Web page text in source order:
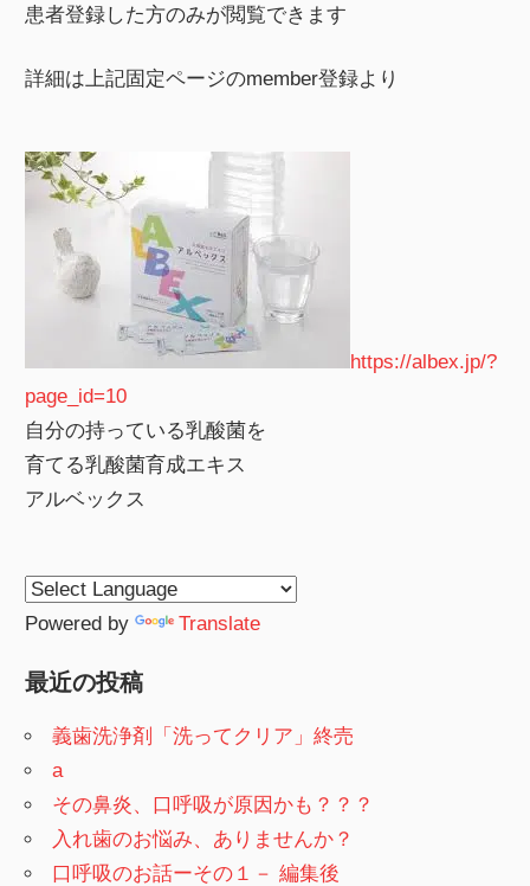
患者登録した方のみが閲覧できます
詳細は上記固定ページのmember登録より
https://albex.jp/?
page_id=10
自分の持っている乳酸菌を
育てる乳酸菌育成エキス
アルベックス
Powered by Translate
最近の投稿
義歯洗浄剤「洗ってクリア」終売
a
その鼻炎、口呼吸が原因かも？？？
入れ歯のお悩み、ありませんか？
口呼吸のお話ーその１－ 編集後